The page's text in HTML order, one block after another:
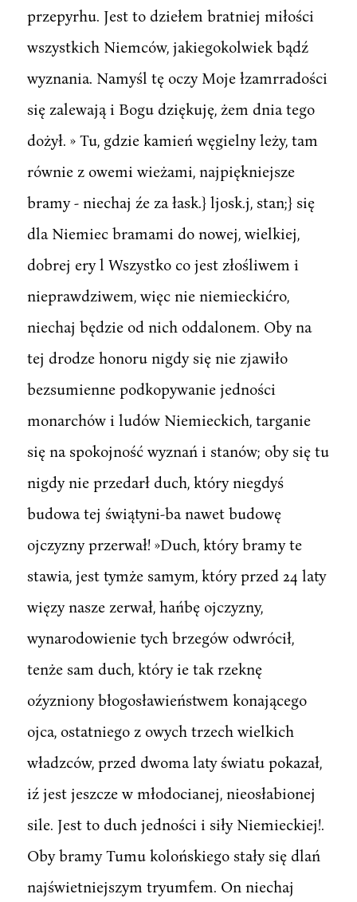
przepyrhu. Jest to dziełem bratniej miłości
wszystkich Niemców, jakiegokolwiek bądź
wyznania. Namyśl tę oczy Moje łzamrradości
się zalewają i Bogu dziękuję, żem dnia tego
dożył. » Tu, gdzie kamień węgielny leży, tam
równie z owemi wieżami, najpiękniejsze
bramy - niechaj źe za łask.} ljosk.j, stan;} się
dla Niemiec bramami do nowej, wielkiej,
dobrej ery l Wszystko co jest złośliwem i
nieprawdziwem, więc nie niemieckićro,
niechaj będzie od nich oddalonem. Oby na
tej drodze honoru nigdy się nie zjawiło
bezsumienne podkopywanie jedności
monarchów i ludów Niemieckich, targanie
się na spokojność wyznań i stanów; oby się tu
nigdy nie przedarł duch, który niegdyś
budowa tej świątyni-ba nawet budowę
ojczyzny przerwał! »Duch, który bramy te
stawia, jest tymże samym, który przed 24 laty
więzy nasze zerwał, hańbę ojczyzny,
wynarodowienie tych brzegów odwrócił,
tenże sam duch, który ie tak rzeknę
oźyzniony błogosławieństwem konającego
ojca, ostatniego z owych trzech wielkich
władzców, przed dwoma laty światu pokazał,
iź jest jeszcze w młodocianej, nieosłabionej
sile. Jest to duch jedności i siły Niemieckiej!.
Oby bramy Tumu kolońskiego stały się dlań
najświetniejszym tryumfem. On niechaj